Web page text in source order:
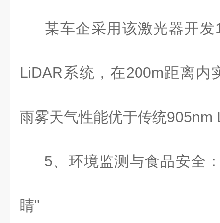
某车企采用该激光器开发
LiDAR系统，在200m距离内
雨雾天气性能优于传统905nm
5、环境监测与食品安全
睛"